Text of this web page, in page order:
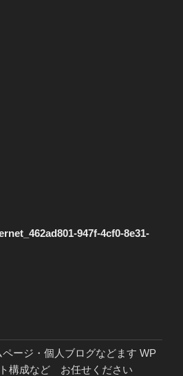
947f-4cf0-8e31-
ージ・個人ブログなどます WP
構成など お任せください